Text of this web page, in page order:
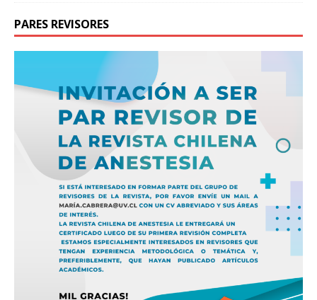
PARES REVISORES